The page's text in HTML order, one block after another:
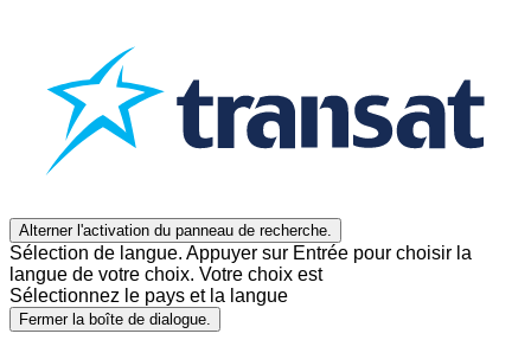
Alterner l'activation du panneau de recherche.
Sélection de langue. Appuyer sur Entrée pour choisir la
langue de votre choix. Votre choix est
Sélectionnez le pays et la langue
Fermer la boîte de dialogue.